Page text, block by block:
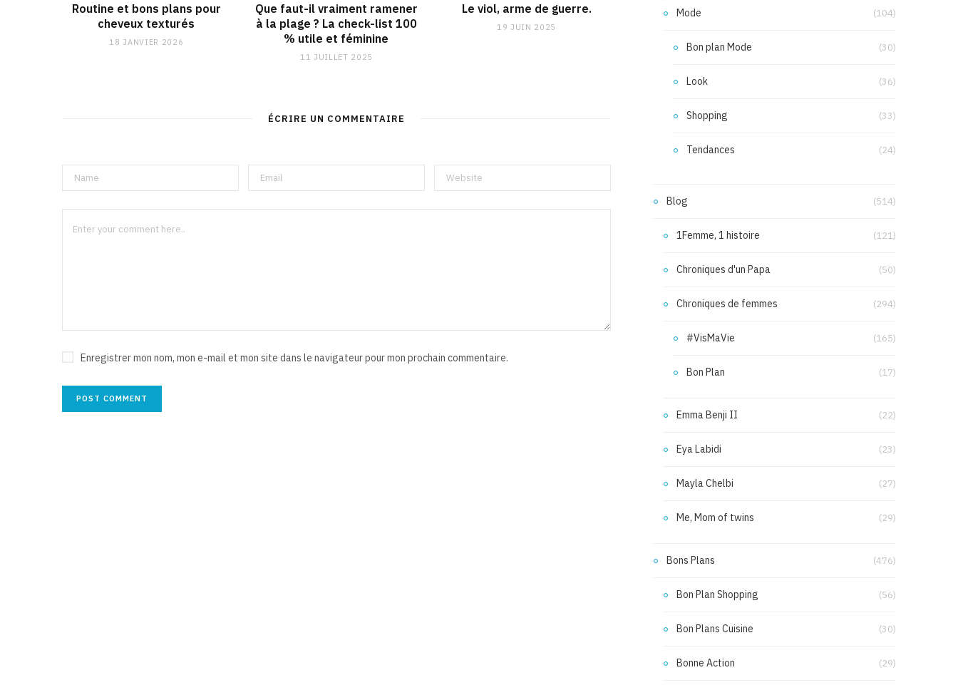
Routine et bons plans pour
cheveux texturés
18 JANVIER 2026
Que faut-il vraiment ramener
à la plage ? La check-list 100
% utile et féminine
11 JUILLET 2025
Le viol, arme de guerre.
19 JUIN 2025
ÉCRIRE UN COMMENTAIRE
Enregistrer mon nom, mon e-mail et mon site dans le navigateur pour mon prochain commentaire.
Mode (104)
Bon plan Mode (30)
Look (36)
Shopping (33)
Tendances (24)
Blog (514)
1Femme, 1 histoire (121)
Chroniques d'un Papa (50)
Chroniques de femmes (294)
#VisMaVie (165)
Bon Plan (17)
Emma Benji II (22)
Eya Labidi (23)
Mayla Chelbi (27)
Me, Mom of twins (29)
Bons Plans (476)
Bon Plan Shopping (56)
Bon Plans Cuisine (30)
Bonne Action (29)